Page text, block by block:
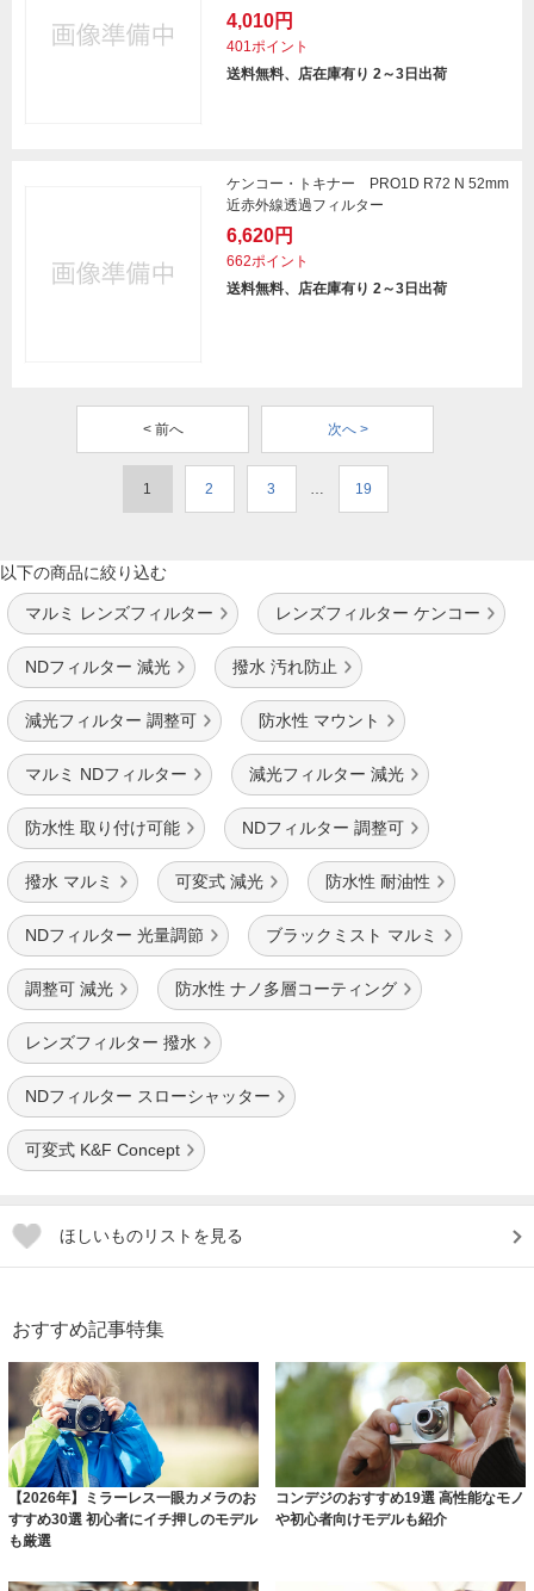
4,010円
401ポイント
送料無料、店在庫有り 2～3日出荷
ケンコー・トキナー PRO1D R72 N 52mm
近赤外線透過フィルター
6,620円
662ポイント
送料無料、店在庫有り 2～3日出荷
< 前へ 次へ >
1 2 3 … 19
以下の商品に絞り込む
マルミ レンズフィルター レンズフィルター ケンコー
NDフィルター 減光 撥水 汚れ防止
減光フィルター 調整可 防水性 マウント
マルミ NDフィルター 減光フィルター 減光
防水性 取り付け可能 NDフィルター 調整可
撥水 マルミ 可変式 減光 防水性 耐油性
NDフィルター 光量調節 ブラックミスト マルミ
調整可 減光 防水性 ナノ多層コーティング
レンズフィルター 撥水
NDフィルター スローシャッター
可変式 K&F Concept
ほしいものリストを見る
おすすめ記事特集
【2026年】ミラーレス一眼カメラのお
すすめ30選 初心者にイチ押しのモデル
も厳選
コンデジのおすすめ19選 高性能なモノ
や初心者向けモデルも紹介